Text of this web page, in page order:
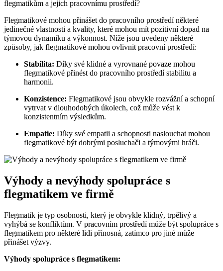
flegmatikům a jejich pracovnímu prostředí?
Flegmatikové mohou přinášet do pracovního prostředí některé
jedinečné vlastnosti a kvality, které mohou mít pozitivní dopad na
týmovou dynamiku a výkonnost. Níže jsou uvedeny některé
způsoby, jak flegmatikové mohou ovlivnit pracovní prostředí:
Stabilita: Díky své klidné a vyrovnané povaze mohou
flegmatikové přinést do pracovního prostředí stabilitu a
harmonii.
Konzistence: Flegmatikové jsou obvykle rozvážní a schopní
vytrvat v dlouhodobých úkolech, což může vést k
konzistentním výsledkům.
Empatie: Díky své empatii a schopnosti naslouchat mohou
flegmatikové být dobrými posluchači a týmovými hráči.
Výhody a nevýhody spolupráce s
flegmatikem ve firmě
Flegmatik je typ osobnosti, který je obvykle klidný, trpělivý a
vyhýbá se konfliktům. V pracovním prostředí může být spolupráce s
flegmatikem pro některé lidi přínosná, zatímco pro jiné může
přinášet výzvy.
Výhody spolupráce s flegmatikem: